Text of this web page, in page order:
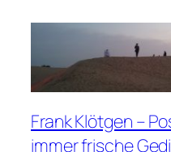
Frank Klötgen –
immer frische